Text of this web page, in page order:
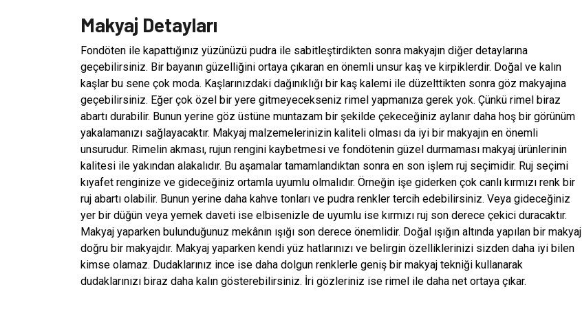
Makyaj Detayları
Fondöten ile kapattığınız yüzünüzü pudra ile sabitleştirdikten sonra makyajın diğer detaylarına
geçebilirsiniz. Bir bayanın güzelliğini ortaya çıkaran en önemli unsur kaş ve kirpiklerdir. Doğal ve kalın
kaşlar bu sene çok moda. Kaşlarınızdaki dağınıklığı bir kaş kalemi ile düzelttikten sonra göz makyajına
geçebilirsiniz. Eğer çok özel bir yere gitmeyecekseniz rimel yapmanıza gerek yok. Çünkü rimel biraz
abartı durabilir. Bunun yerine göz üstüne muntazam bir şekilde çekeceğiniz aylanır daha hoş bir görünüm
yakalamanızı sağlayacaktır. Makyaj malzemelerinizin kaliteli olması da iyi bir makyajın en önemli
unsurudur. Rimelin akması, rujun rengini kaybetmesi ve fondötenin güzel durmaması makyaj ürünlerinin
kalitesi ile yakından alakalıdır. Bu aşamalar tamamlandıktan sonra en son işlem ruj seçimidir. Ruj seçimi
kıyafet renginize ve gideceğiniz ortamla uyumlu olmalıdır. Örneğin işe giderken çok canlı kırmızı renk bir
ruj abartı olabilir. Bunun yerine daha kahve tonları ve pudra renkler tercih edebilirsiniz. Veya gideceğiniz
yer bir düğün veya yemek daveti ise elbisenizle de uyumlu ise kırmızı ruj son derece çekici duracaktır.
Makyaj yaparken bulunduğunuz mekânın ışığı son derece önemlidir. Doğal ışığın altında yapılan bir makyaj
doğru bir makyajdır. Makyaj yaparken kendi yüz hatlarınızı ve belirgin özelliklerinizi sizden daha iyi bilen
kimse olamaz. Dudaklarınız ince ise daha dolgun renklerle geniş bir makyaj tekniği kullanarak
dudaklarınızı biraz daha kalın gösterebilirsiniz. İri gözleriniz ise rimel ile daha net ortaya çıkar.